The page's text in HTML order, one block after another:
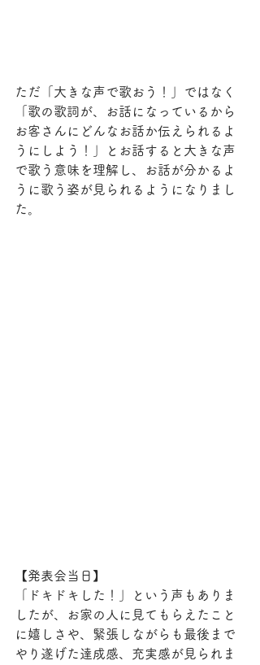
ただ「大きな声で歌おう！」ではなく
「歌の歌詞が、お話になっているから
お客さんにどんなお話か伝えられるよ
うにしよう！」とお話すると大きな声
で歌う意味を理解し、お話が分かるよ
うに歌う姿が見られるようになりまし
た。
【発表会当日】
「ドキドキした！」という声もありま
したが、お家の人に見てもらえたこと
に嬉しさや、緊張しながらも最後まで
やり遂げた達成感、充実感が見られま